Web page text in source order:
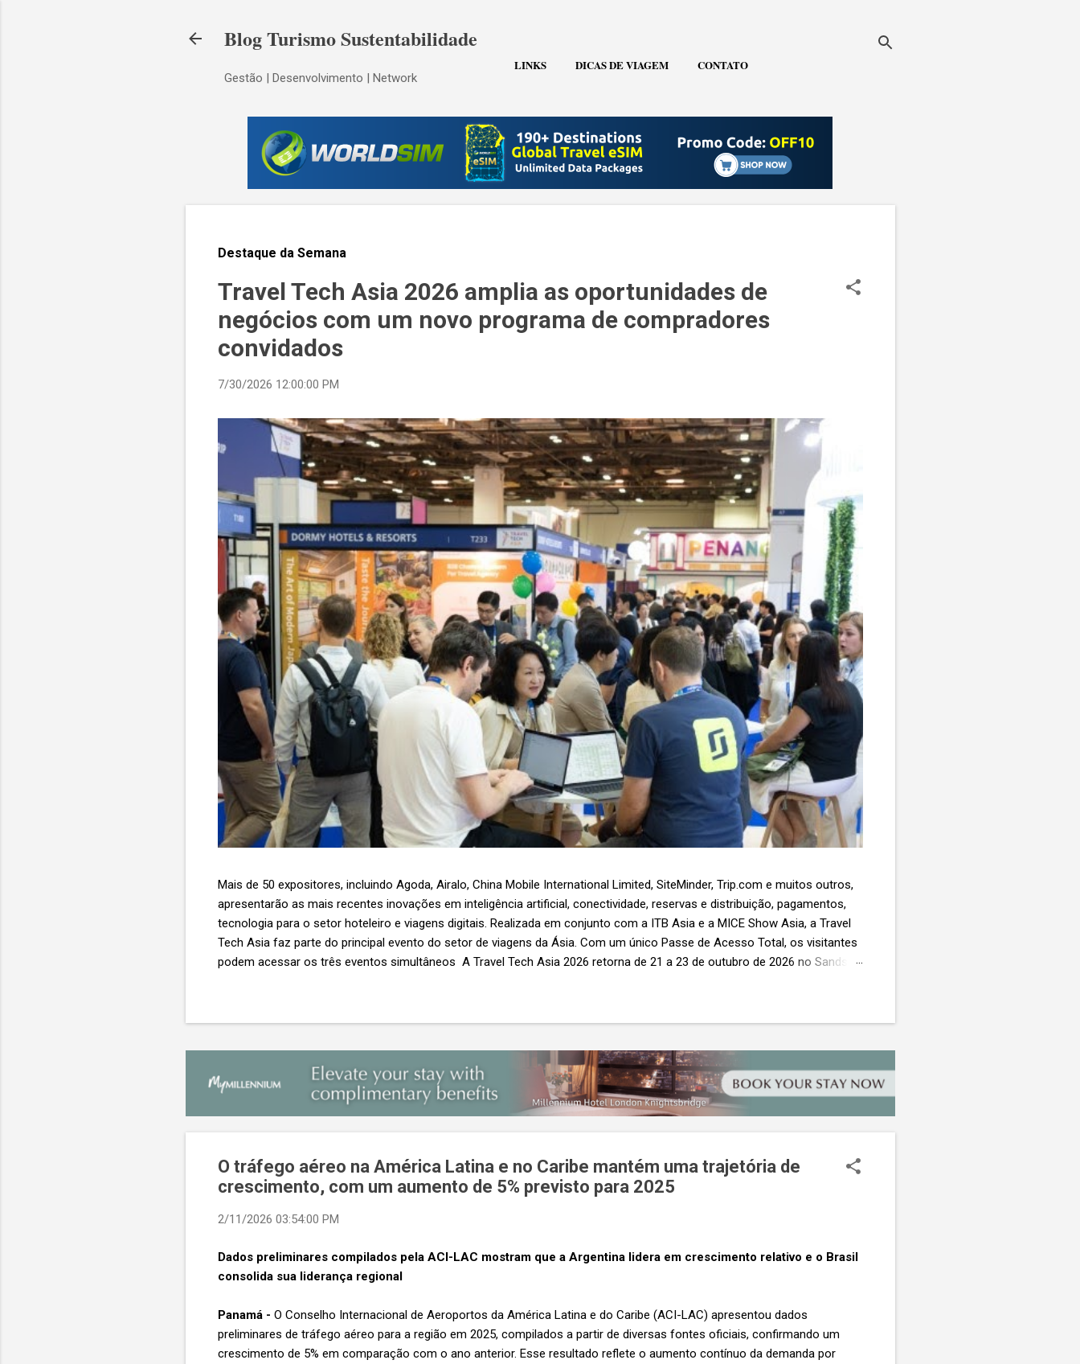
Blog Turismo Sustentabilidade
Gestão | Desenvolvimento | Network
LINKS DICAS DE VIAGEM CONTATO
Destaque da Semana
Travel Tech Asia 2026 amplia as oportunidades de
negócios com um novo programa de compradores
convidados
7/30/2026 12:00:00 PM
Mais de 50 expositores, incluindo Agoda, Airalo, China Mobile International Limited, SiteMinder, Trip.com e muitos outros,
apresentarão as mais recentes inovações em inteligência artificial, conectividade, reservas e distribuição, pagamentos,
tecnologia para o setor hoteleiro e viagens digitais. Realizada em conjunto com a ITB Asia e a MICE Show Asia, a Travel
Tech Asia faz parte do principal evento do setor de viagens da Ásia. Com um único Passe de Acesso Total, os visitantes
podem acessar os três eventos simultâneos A Travel Tech Asia 2026 retorna de 21 a 23 de outubro de 2026 no Sands
de importantes nomes do setor e debates sobre as principais tendências que impulsionam a próxima geração da
O tráfego aéreo na América Latina e no Caribe mantém uma trajetória de
crescimento, com um aumento de 5% previsto para 2025
2/11/2026 03:54:00 PM
Dados preliminares compilados pela ACI-LAC mostram que a Argentina lidera em crescimento relativo e o Brasil
consolida sua liderança regional
Panamá - O Conselho Internacional de Aeroportos da América Latina e do Caribe (ACI-LAC) apresentou dados
preliminares de tráfego aéreo para a região em 2025, compilados a partir de diversas fontes oficiais, confirmando um
crescimento de 5% em comparação com o ano anterior. Esse resultado reflete o aumento contínuo da demanda por